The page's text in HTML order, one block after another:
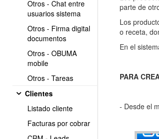
Otros - Chat entre
usuarios sistema
Otros - Firma digital
documentos
Otros - OBUMA
mobile
Otros - Tareas
Clientes
Listado cliente
Facturas por cobrar
parte de
Los
o receta,
En el
PARA
- Desde el